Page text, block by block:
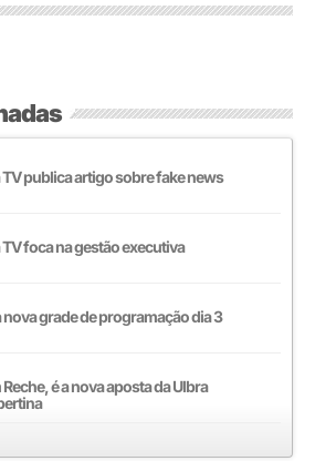
TV publica artigo sobre fake news
foca na gestão executiva
nova grade de programação dia 3
é a nova aposta da Ulbra